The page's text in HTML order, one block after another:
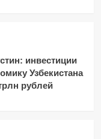
инвестиции
Узбекистана
рублей